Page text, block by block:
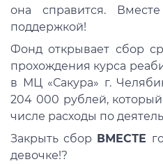
она справится.
поддержкой!
Фонд открывает сбор
прохождения курса
в МЦ «Сакура» г.
204 000 рублей,
числе расходы по
Закрыть сбор ВМЕСТЕ
девочке!?